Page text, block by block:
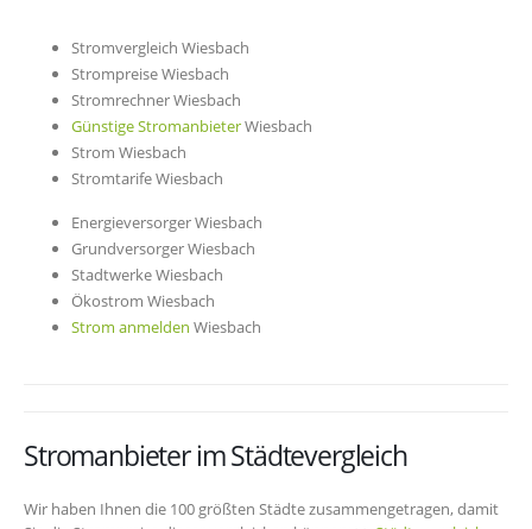
Stromvergleich Wiesbach
Strompreise Wiesbach
Stromrechner Wiesbach
Günstige StromanbieterWiesbach
Strom Wiesbach
Stromtarife Wiesbach
Energieversorger Wiesbach
Grundversorger Wiesbach
Stadtwerke Wiesbach
Ökostrom Wiesbach
Strom anmelden Wiesbach
Stromanbieter im Städtevergleich
Wir haben Ihnen die 100 größten Städte zusammengetragen, damit